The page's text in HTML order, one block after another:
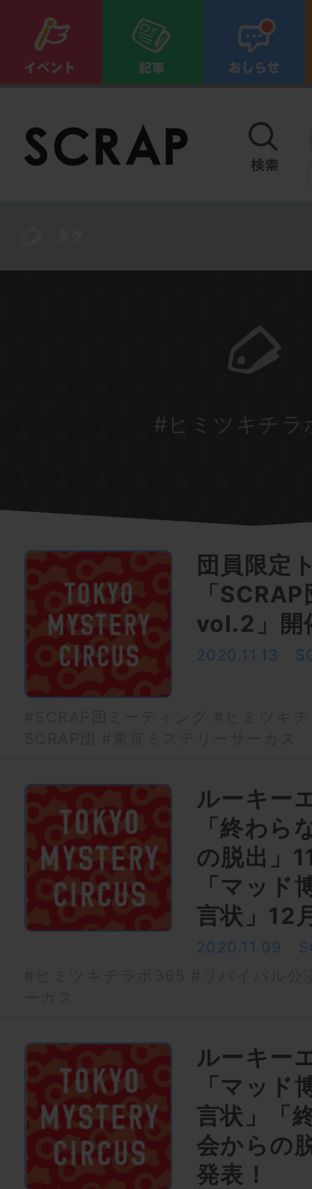
#ヒミツキチ
団員限定
「
vol.2」開
2020.11.13
ルーキー
「終わら
の脱出」
「マッド
言状」12
2020.11.09
ルーキー
「マッド
言状」「
会からの
発表！